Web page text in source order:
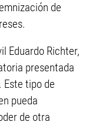
de
Eduardo Richter,
presentada
Este tipo de
pueda
de otra